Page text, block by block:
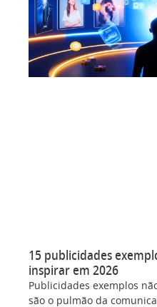
15 publicidades
inspirar em 2026
Publicidades exemplos
são o pulmão da